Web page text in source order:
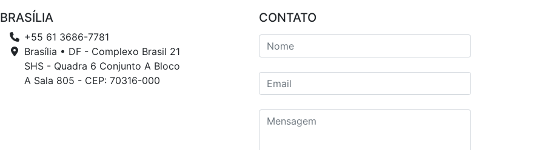
BRASÍLIA
+55 61 3686-7781
Brasília • DF - Complexo Brasil 21
SHS - Quadra 6 Conjunto A Bloco
A Sala 805 - CEP: 70316-000
CONTATO